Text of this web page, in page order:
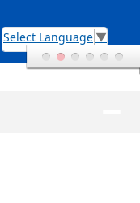
Select Language ▼